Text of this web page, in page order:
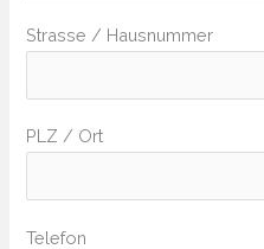
Strasse / Hausnummer
PLZ / Ort
Telefon